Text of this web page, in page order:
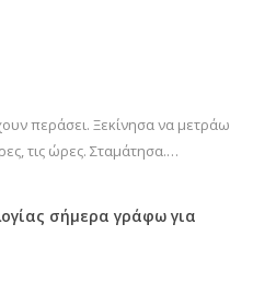
περάσει. Ξεκίνησα να μετράω
τις ώρες. Σταμάτησα.…
σήμερα γράφω για